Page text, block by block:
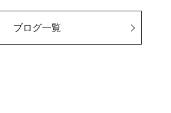
ブログ一覧